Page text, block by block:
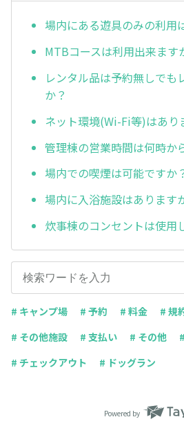
場内にある遊具のみの利用
MTBコースは利用出来ます
レンタル品は予約無しでも
か？
ネット環境(Wi-Fi等)はあり
管理棟の営業時間は何時か
場内での喫煙は可能ですか
場内に入浴施設はあります
炊事棟のコンセントは使用
# キャンプ場 # 予約 # 料金
# 規
# その他施設
# 支払い # その他
# チェックアウト
# ドッグラン
Powered by